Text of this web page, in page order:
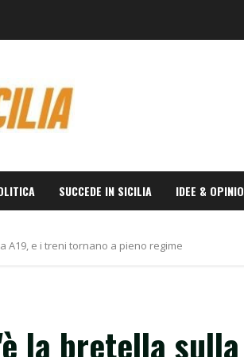
SUCCEDE IN SICILIA IDEE &
A19, e i treni tornano a pieno regime
la bretella sulla